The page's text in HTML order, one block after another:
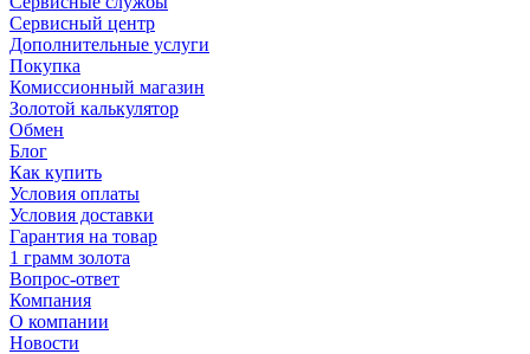
Сервисный центр
Дополнительные услуги
Покупка
Комиссионный магазин
Золотой калькулятор
Обмен
Блог
Как купить
Условия оплаты
Условия доставки
Гарантия на товар
1 грамм золота
Вопрос-ответ
Компания
О компании
Новости